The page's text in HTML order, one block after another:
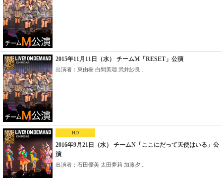
2015年11月11日（水） チームM「RESET」公演
出演者：東由樹 白間美瑠 武井紗良...
HD
2016年9月21日（水） チームN「ここにだって天使はいる」公
演
出演者：石田優美 太田夢莉 加藤夕...